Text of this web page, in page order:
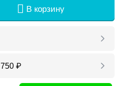
В корзину
750 ₽